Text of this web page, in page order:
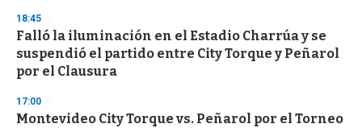
18:45
Falló la iluminación en el Estadio Charrúa y se
suspendió el partido entre City Torque y Peñarol
por el Clausura
17:00
Montevideo City Torque vs. Peñarol por el Torneo